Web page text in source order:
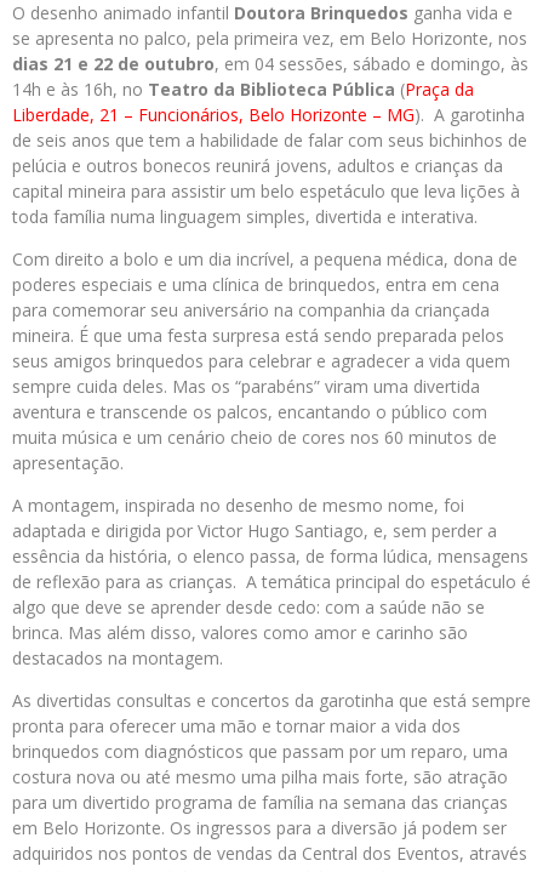
O desenho animado infantil Doutora Brinquedos ganha vida e
se apresenta no palco, pela primeira vez, em Belo Horizonte, nos
dias 21 e 22 de outubro, em 04 sessões, sábado e domingo, às
14h e às 16h, no Teatro da Biblioteca Pública (Praça da
Liberdade, 21 – Funcionários, Belo Horizonte – MG). A garotinha
de seis anos que tem a habilidade de falar com seus bichinhos de
pelúcia e outros bonecos reunirá jovens, adultos e crianças da
capital mineira para assistir um belo espetáculo que leva lições à
toda família numa linguagem simples, divertida e interativa.
Com direito a bolo e um dia incrível, a pequena médica, dona de
poderes especiais e uma clínica de brinquedos, entra em cena
para comemorar seu aniversário na companhia da criançada
mineira. É que uma festa surpresa está sendo preparada pelos
seus amigos brinquedos para celebrar e agradecer a vida quem
sempre cuida deles. Mas os “parabéns” viram uma divertida
aventura e transcende os palcos, encantando o público com
muita música e um cenário cheio de cores nos 60 minutos de
apresentação.
A montagem, inspirada no desenho de mesmo nome, foi
adaptada e dirigida por Victor Hugo Santiago, e, sem perder a
essência da história, o elenco passa, de forma lúdica, mensagens
de reflexão para as crianças. A temática principal do espetáculo é
algo que deve se aprender desde cedo: com a saúde não se
brinca. Mas além disso, valores como amor e carinho são
destacados na montagem.
As divertidas consultas e concertos da garotinha que está sempre
pronta para oferecer uma mão e tornar maior a vida dos
brinquedos com diagnósticos que passam por um reparo, uma
costura nova ou até mesmo uma pilha mais forte, são atração
para um divertido programa de família na semana das crianças
em Belo Horizonte. Os ingressos para a diversão já podem ser
adquiridos nos pontos de vendas da Central dos Eventos, através